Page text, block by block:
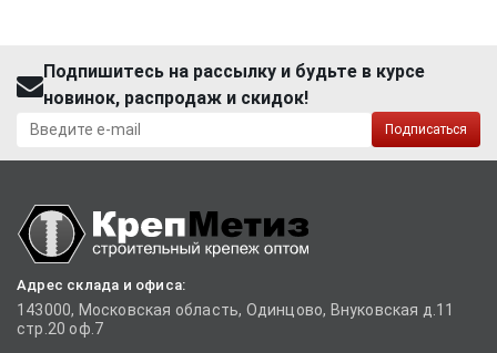
Подпишитесь на рассылку и будьте в курсе
новинок, распродаж и скидок!
Подписаться
Адрес склада и офиса:
143000, Московская область, Одинцово, Внуковская д.11
стр.20 оф.7